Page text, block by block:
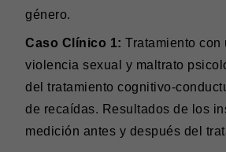
género.
Caso Clínico 1: Tratamiento con
violencia sexual y maltrato
del tratamiento cognitivo-
de recaídas. Resultados de los
medición antes y después del